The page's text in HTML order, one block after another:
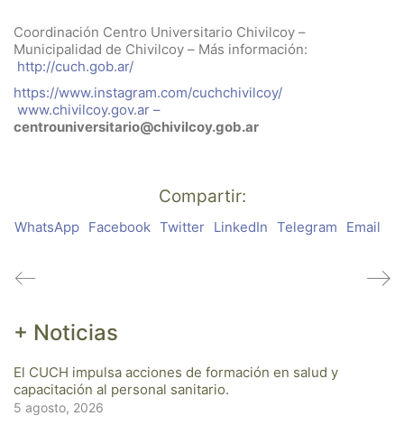
Coordinación Centro Universitario Chivilcoy –
Municipalidad de Chivilcoy – Más información:
http://cuch.gob.ar/
https://www.instagram.com/cuchchivilcoy/
www.chivilcoy.gov.ar –
centrouniversitario@chivilcoy.gob.ar
Compartir:
WhatsApp Facebook Twitter LinkedIn Telegram Email
+ Noticias
El CUCH impulsa acciones de formación en salud y
capacitación al personal sanitario.
5 agosto, 2026